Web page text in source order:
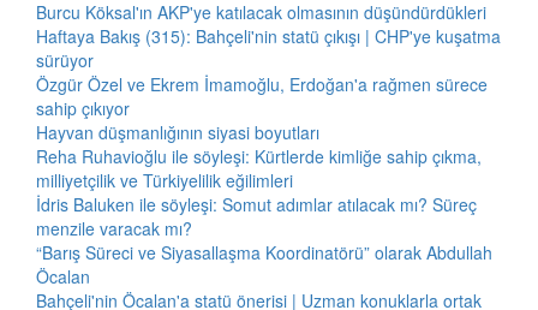
Burcu Köksal'ın AKP'ye katılacak olmasının düşündürdükleri
Haftaya Bakış (315): Bahçeli'nin statü çıkışı | CHP'ye kuşatma
sürüyor
Özgür Özel ve Ekrem İmamoğlu, Erdoğan'a rağmen sürece
sahip çıkıyor
Hayvan düşmanlığının siyasi boyutları
Reha Ruhavioğlu ile söyleşi: Kürtlerde kimliğe sahip çıkma,
milliyetçilik ve Türkiyelilik eğilimleri
İdris Baluken ile söyleşi: Somut adımlar atılacak mı? Süreç
menzile varacak mı?
“Barış Süreci ve Siyasallaşma Koordinatörü” olarak Abdullah
Öcalan
Bahçeli'nin Öcalan'a statü önerisi | Uzman konuklarla ortak